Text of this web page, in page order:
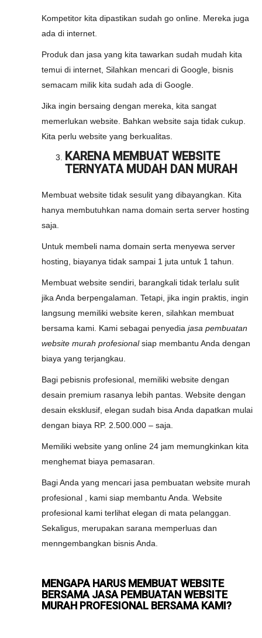
Kompetitor kita dipastikan sudah go online. Mereka juga
ada di internet.
Produk dan jasa yang kita tawarkan sudah mudah kita
temui di internet, Silahkan mencari di Google, bisnis
semacam milik kita sudah ada di Google.
Jika ingin bersaing dengan mereka, kita sangat
memerlukan website. Bahkan website saja tidak cukup.
Kita perlu website yang berkualitas.
KARENA MEMBUAT WEBSITE
TERNYATA MUDAH DAN MURAH
Membuat website tidak sesulit yang dibayangkan. Kita
hanya membutuhkan nama domain serta server hosting
saja.
Untuk membeli nama domain serta menyewa server
hosting, biayanya tidak sampai 1 juta untuk 1 tahun.
Membuat website sendiri, barangkali tidak terlalu sulit
jika Anda berpengalaman. Tetapi, jika ingin praktis, ingin
langsung memiliki website keren, silahkan membuat
bersama kami. Kami sebagai penyedia jasa pembuatan
website murah profesionalsiap membantu Anda dengan
biaya yang terjangkau.
Bagi pebisnis profesional, memiliki website dengan
desain premium rasanya lebih pantas. Website dengan
desain eksklusif, elegan sudah bisa Anda dapatkan mulai
dengan biaya RP. 2.500.000 – saja.
Memiliki website yang online 24 jam memungkinkan kita
menghemat biaya pemasaran.
Bagi Anda yang mencari jasa pembuatan website murah
profesional , kami siap membantu Anda. Website
profesional kami terlihat elegan di mata pelanggan.
Sekaligus, merupakan sarana memperluas dan
menngembangkan bisnis Anda.
MENGAPA HARUS MEMBUAT WEBSITE
BERSAMA JASA PEMBUATAN WEBSITE
MURAH PROFESIONAL BERSAMA KAMI?